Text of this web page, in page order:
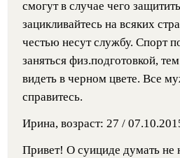
смогут в случае чего
зацикливайтесь на всяких
честью несут службу. Спорт
заняться физ.подготовкой,
видеть в черном цвете. Все
справитесь.
Ирина, возраст: 27 /
Привет! О суициде думать не